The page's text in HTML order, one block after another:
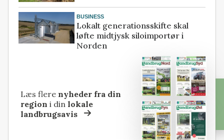
BUSINESS
Lokalt generationsskifte skal
løfte midtjysk siloimportør i
Norden
Læs flere nyheder fra din
region i dinlokale
landbrugsavis